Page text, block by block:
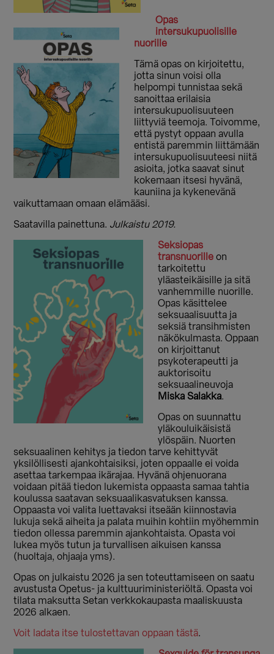
Opas
intersukupuolisille
nuorille
Tämä opas on kirjoitettu,
jotta sinun voisi olla
helpompi tunnistaa sekä
sanoittaa erilaisia
intersukupuolisuuteen
liittyviä teemoja. Toivomme,
että pystyt oppaan avulla
entistä paremmin liittämään
intersukupuolisuuteesi niitä
asioita, jotka saavat sinut
kokemaan itsesi hyvänä,
kauniina ja kykenevänä
vaikuttamaan omaan elämääsi.
Saatavilla painettuna. Julkaistu 2019.
Seksiopas
transnuorille on
tarkoitettu
yläasteikäisille ja sitä
vanhemmille nuorille.
Opas käsittelee
seksuaalisuutta ja
seksiä transihmisten
näkökulmasta. Oppaan
on kirjoittanut
psykoterapeutti ja
auktorisoitu
seksuaalineuvoja
Miska Salakka.
Opas on suunnattu
yläkouluikäisistä
ylöspäin. Nuorten
seksuaalinen kehitys ja tiedon tarve kehittyvät
yksilöllisesti ajankohtaisiksi, joten oppaalle ei voida
asettaa tarkempaa ikärajaa. Hyvänä ohjenuorana
voidaan pitää tiedon lukemista oppaasta samaa tahtia
koulussa saatavan seksuaalikasvatuksen kanssa.
Oppaasta voi valita luettavaksi itseään kiinnostavia
lukuja sekä aiheita ja palata muihin kohtiin myöhemmin
tiedon ollessa paremmin ajankohtaista. Opasta voi
lukea myös tutun ja turvallisen aikuisen kanssa
(huoltaja, ohjaaja yms).
Opas on julkaistu 2026 ja sen toteuttamiseen on saatu
avustusta Opetus- ja kulttuuriministeriöltä. Opasta voi
tilata maksutta Setan verkkokaupasta maaliskuusta
2026 alkaen.
Voit ladata itse tulostettavan oppaan tästä.